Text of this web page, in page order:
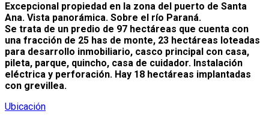
Excepcional propiedad en la zona del puerto de Santa
Ana. Vista panorámica. Sobre el río Paraná.
Se trata de un predio de 97 hectáreas que cuenta con
una fracción de 25 has de monte, 23 hectáreas loteadas
para desarrollo inmobiliario, casco principal con casa,
pileta, parque, quincho, casa de cuidador. Instalación
eléctrica y perforación. Hay 18 hectáreas implantadas
con grevillea.
Ubicación